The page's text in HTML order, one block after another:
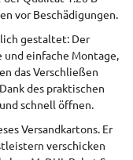
vor Beschädigungen.
gestaltet: Der
einfache Montage,
das Verschließen
des praktischen
schnell öffnen.
Versandkartons. Er
verschicken